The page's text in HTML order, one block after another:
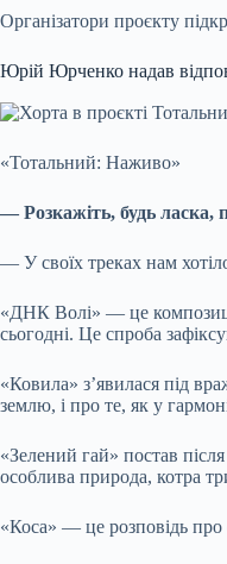
Організатори проєкту
Юрій Юрченко надав
«Тотальний: Наживо»
— Розкажіть, будь ласка,
— У своїх треках нам
«ДНК Волі» — це
сьогодні. Це спроба
«Ковила» з’явилася під
землю, і про те, як у
«Зелений гай» постав
особлива природа, котра
«Коса» — це розповідь про